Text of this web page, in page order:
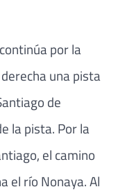
por la
una pista
de
la pista. Por la
el camino
el río Nonaya. Al